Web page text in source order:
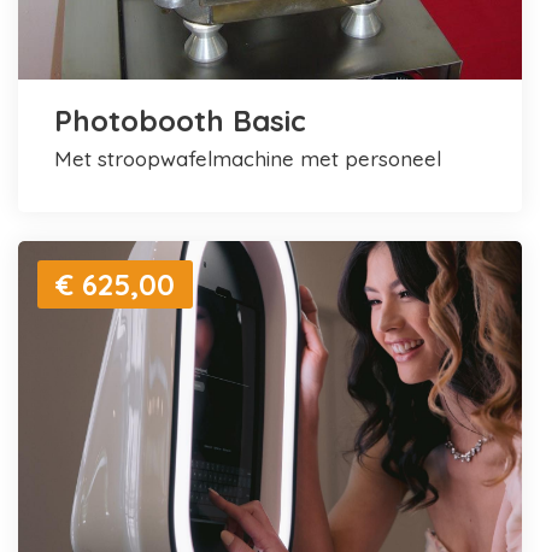
Photobooth Basic
met stroopwafelmachine met personeel
€ 625,00